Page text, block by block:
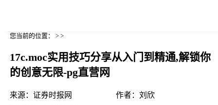
您当前的位置： > >
17c.moc实用技巧分享从入门到精通,解锁你
的创意无限-pg直营网
来源： 证券时报网 作者： 刘欣